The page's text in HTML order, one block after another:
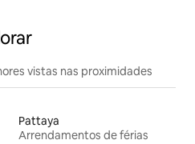
vistas nas proximidades
Pattaya
Arrendamentos de férias